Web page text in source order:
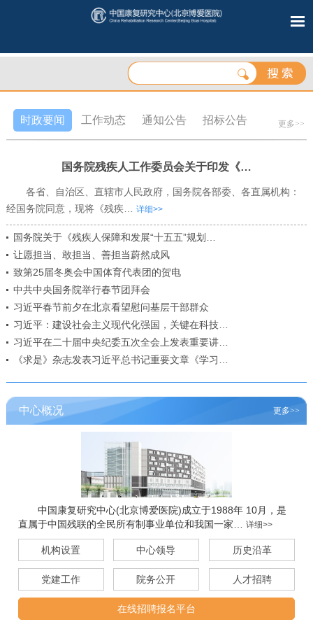
时政要闻 工作动态 通知公告 招标公告 更多>>
国务院残疾人工作委员会关于印发《…
各省、自治区、直辖市人民政府，国务院各部委、各直属机构：
经国务院同意，现将《残疾… 详细>>
国务院关于《残疾人保障和发展“十五五”规划…
让愿担当、敢担当、善担当蔚然成风
致第25届冬奥会中国体育代表团的贺电
中共中央国务院举行春节团拜会
习近平春节前夕在北京看望慰问基层干部群众
习近平：建设社会主义现代化强国，关键在科技…
习近平在二十届中央纪委五次全会上发表重要讲…
《求是》杂志发表习近平总书记重要文章《学习…
更多>>
中心概况
中国康复研究中心(北京博爱医院)成立于1988年 10月，是
直属于中国残联的全民所有制事业单位和我国一家…详细>>
机构设置 中心领导 历史沿革
党建工作 院务公开 人才招聘
在线招聘报名平台